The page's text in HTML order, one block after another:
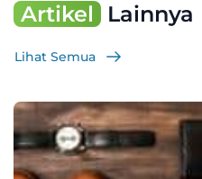
Artikel Lainnya
Lihat Semua